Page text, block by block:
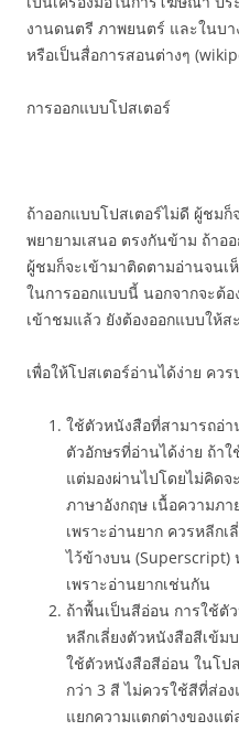
งานดนตรี ภาพยนตร์ และในบา
หรือเป็นสื่อการสอนต่างๆ
การออกแบบโปสเตอร์
ถ้าออกแบบโปสเตอร์ไม่ดี ผู้ชม
พยายามเสนอ ตรงกันข้าม ถ้าอ
ผู้ชมก็จะเข้ามาติดตามอ่านจน
ในการออกแบบนี้ นอกจากจะต้
เข้าชมแล้ว ยังต้องออกแบบให้
เพื่อให้โปสเตอร์อ่านได้ง่าย คว
ใช้ตัวหนังสือที่สามารถอ่
ตัวอักษรที่อ่านได้ง่าย ถ้า
แต่มองผ่านไปโดยไม่คิด
ภาษาอังกฤษ เนื้อความภ
เพราะอ่านยาก ควรหลีก
ไว้ข้างบน (Superscript)
เพราะอ่านยากเช่นกัน
ถ้าพื้นเป็นสีอ่อน การใช้ตั
หลีกเลี่ยงตัวหนังสือสีเข้
ใช้ตัวหนังสือสีอ่อน ในโป
กว่า 3 สี ไม่ควรใช้สีที่ส่อ
แยกความแตกต่างของแ